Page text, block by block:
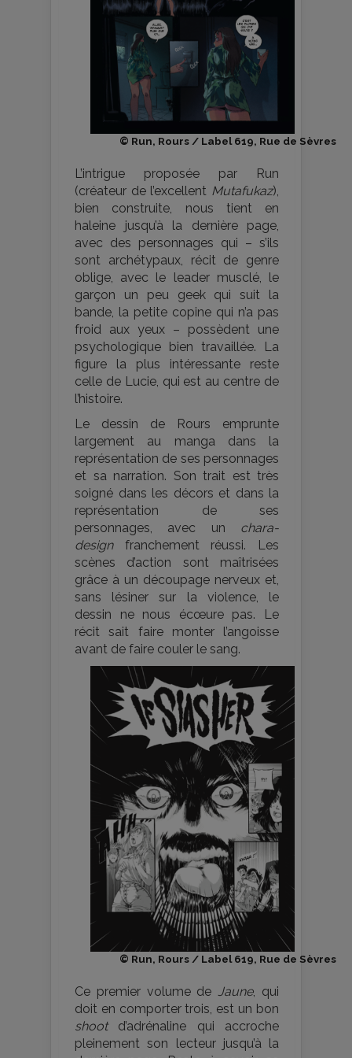
© Run, Rours / Label 619, Rue de Sèvres
L’intrigue proposée par Run
(créateur de l’excellent Mutafukaz),
bien construite, nous tient en
haleine jusqu’à la dernière page,
avec des personnages qui – s’ils
sont archétypaux, récit de genre
oblige, avec le leader musclé, le
garçon un peu geek qui suit la
bande, la petite copine qui n’a pas
froid aux yeux – possèdent une
psychologique bien travaillée. La
figure la plus intéressante reste
celle de Lucie, qui est au centre de
l’histoire.
Le dessin de Rours emprunte
largement au manga dans la
représentation de ses personnages
et sa narration. Son trait est très
soigné dans les décors et dans la
représentation de ses
personnages, avec un chara-
designfranchement réussi. Les
scènes d’action sont maîtrisées
grâce à un découpage nerveux et,
sans lésiner sur la violence, le
dessin ne nous écœure pas. Le
récit sait faire monter l’angoisse
avant de faire couler le sang.
© Run, Rours / Label 619, Rue de Sèvres
Ce premier volume deJaune, qui
doit en comporter trois, est un bon
shootd’adrénaline qui accroche
pleinement son lecteur jusqu’à la